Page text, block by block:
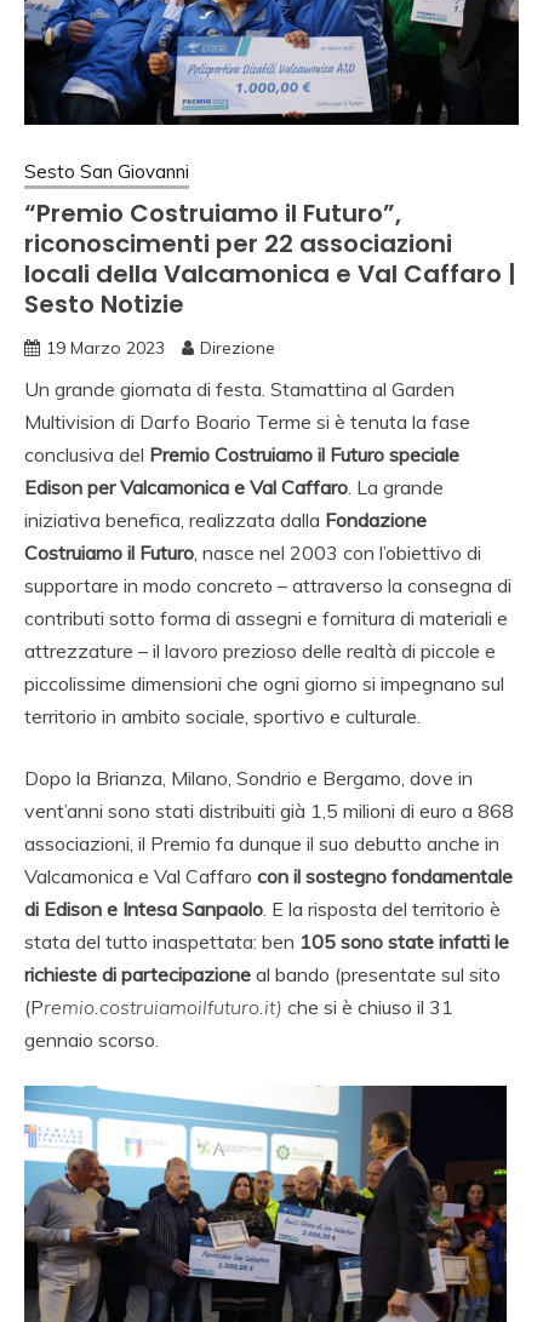
Sesto San Giovanni
“Premio Costruiamo il Futuro”,
riconoscimenti per 22 associazioni
locali della Valcamonica e Val Caffaro |
Sesto Notizie
19 Marzo 2023 Direzione
Un grande giornata di festa. Stamattina al Garden
Multivision di Darfo Boario Terme si è tenuta la fase
conclusiva del Premio Costruiamo il Futuro speciale
Edison per Valcamonica e Val Caffaro . La grande
iniziativa benefica, realizzata dalla Fondazione
Costruiamo il Futuro , nasce nel 2003 con l’obiettivo di
supportare in modo concreto – attraverso la consegna di
contributi sotto forma di assegni e fornitura di materiali e
attrezzature – il lavoro prezioso delle realtà di piccole e
piccolissime dimensioni che ogni giorno si impegnano sul
territorio in ambito sociale, sportivo e culturale.
Dopo la Brianza, Milano, Sondrio e Bergamo, dove in
vent’anni sono stati distribuiti già 1,5 milioni di euro a 868
associazioni, il Premio fa dunque il suo debutto anche in
Valcamonica e Val Caffaro con il sostegno fondamentale
di Edison e Intesa Sanpaolo . E la risposta del territorio è
stata del tutto inaspettata: ben 105 sono state infatti le
richieste di partecipazione al bando (presentate sul sito
(Premio.costruiamoilfuturo.it) che si è chiuso il 31
gennaio scorso.